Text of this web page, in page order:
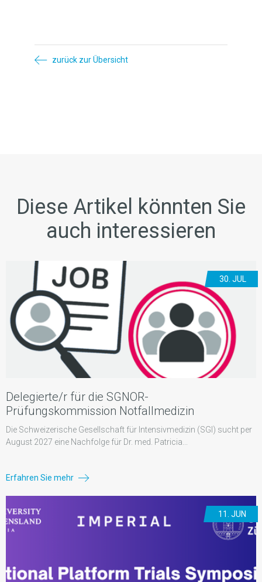
zurück zur Übersicht
Diese Artikel könnten Sie
auch interessieren
30. JUL
Delegierte/r für die SGNOR-
Prüfungskommission Notfallmedizin
Die Schweizerische Gesellschaft für Intensivmedizin (SGI) sucht per
August 2027 eine Nachfolge für Dr. med. Patricia...
Erfahren Sie mehr
11. JUN